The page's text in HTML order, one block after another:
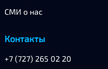
Контакты
СМИ о нас
Контакты
+7 (727) 265 02 20